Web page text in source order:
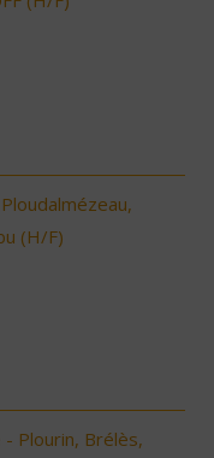
(H/F)
Plourin, Brélès,